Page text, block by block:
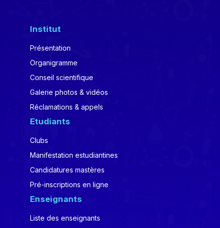
Institut
Présentation
Organigramme
Conseil scientifique
Galerie photos & vidéos
Réclamations & appels
Etudiants
Clubs
Manifestation estudiantines
Candidatures mastères
Pré-inscriptions en ligne
Enseignants
Liste des enseignants